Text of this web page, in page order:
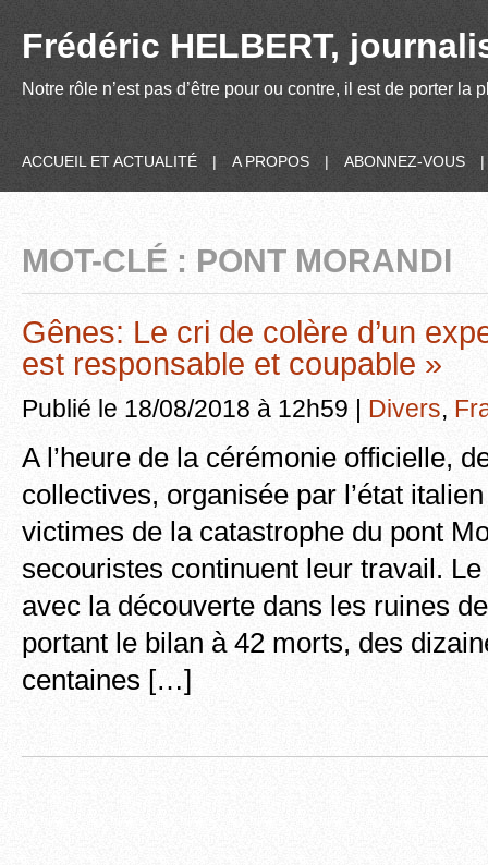
Frédéric HELBERT,
Notre rôle n’est pas d’être pour ou contre, il est de porter
ACCUEIL ET ACTUALITÉ | A PROPOS | ABONNEZ-VOUS |
MOT-CLÉ : PONT MORANDI
Gênes: Le cri de colère d’un
est responsable et coupable »
Publié le 18/08/2018 à 12h59 | Divers,
A l’heure de la cérémonie officielle,
collectives, organisée par l’état
victimes de la catastrophe du pont
secouristes continuent leur travail. Le
avec la découverte dans les ruines
portant le bilan à 42 morts, des
centaines […]